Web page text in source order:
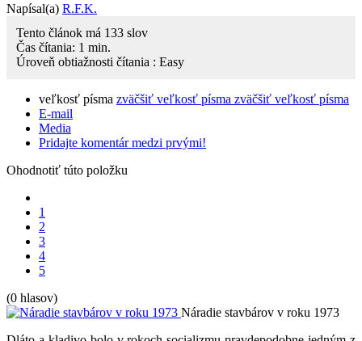
Napísal(a) R.F.K.
Tento článok má 133 slov
Čas čítania: 1 min.
Úroveň obtiažnosti čítania : Easy
veľkosť písma zväčšiť veľkosť písma zväčšiť veľkosť písma
E-mail
Media
Pridajte komentár medzi prvými!
Ohodnotiť túto položku
1
2
3
4
5
(0 hlasov)
Náradie stavbárov v roku 1973